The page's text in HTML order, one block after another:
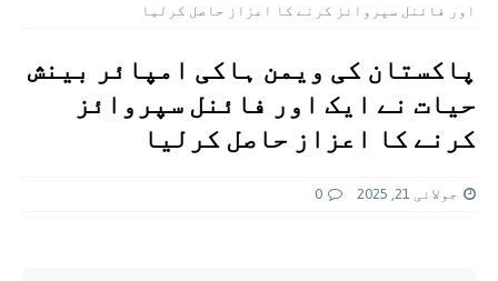
اور فائنل سپروائز کرنے کا اعزاز حاصل کرلیا
پاکستان کی ویمن ہاکی امپائر بینش
حیات نے ایک اور فائنل سپروائز
کرنے کا اعزاز حاصل کرلیا
جولائی 21, 2025 0